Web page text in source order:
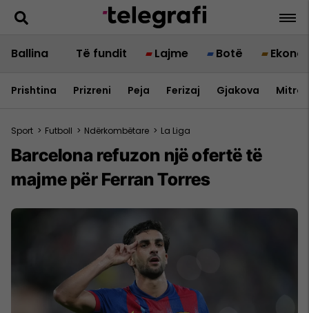
Ballina Të fundit Lajme Botë
Prishtina Prizreni Peja Ferizaj Gjakova
Sport > Futboll > Ndërkombëtare > La Liga
Barcelona refuzon një ofertë të
majme për Ferran Torres